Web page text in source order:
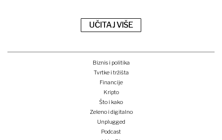
UČITAJ VIŠE
Biznis i politika
Tvrtke i tržišta
Financije
Kripto
Što i kako
Zeleno i digitalno
Unplugged
Podcast